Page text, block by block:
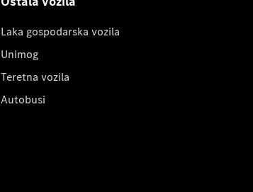
Laka gospodarska vozila
Unimog
Teretna vozila
Autobusi